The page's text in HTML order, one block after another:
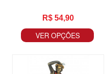
R$ 54,90
VER OPÇÕES